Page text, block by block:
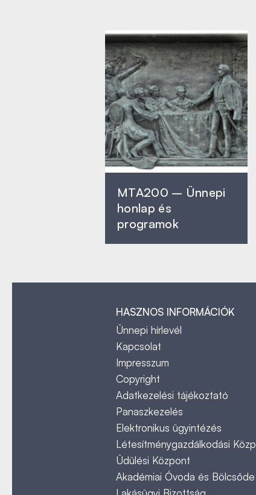
MTA200 – Ünnepi
honlap és
programok
HASZNOS INFORMÁCIÓK
Ünnepi hírlevél
Kapcsolat
Impresszum
Copyright
Adatkezelési tájékoztató
Panaszkezelés
Elektronikus ügyintézés
Létesítménygazdálkodási
Üdülési Központ
Akadémiai Óvoda és Bölcsőde